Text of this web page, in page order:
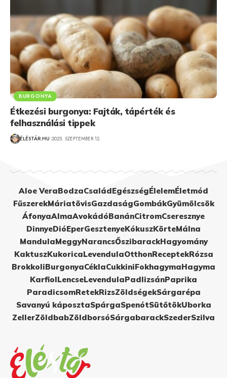
BURGONYA
Étkezési burgonya: Fajták, tápérték és
felhasználási tippek
ÉLÉSTÁR.HU 2025. SZEPTEMBER 12.
Aloe VeraBodzaCsaládEgészségÉlelemÉletmód
FűszerekMáriatövisGazdaságGombákGyümölcsök
ÁfonyaAlmaAvokádóBanánCitromCseresznye
DinnyeDióEperGesztenyeKókuszKörteMálna
MandulaMeggyNarancsŐszibarackHagyomány
KaktuszKukoricaLevendulaOtthonReceptekRózsa
BrokkoliBurgonyaCéklaCukkiniFokhagymaHagyma
KarfiolLencseLevendulaPadlizsánPaprika
ParadicsomRetekRizsZöldségekSárgarépa
Savanyú káposztaSpárgaSpenótSütőtökUborka
ZellerZöldbabZöldborsóSárgabarackSzederSzilva